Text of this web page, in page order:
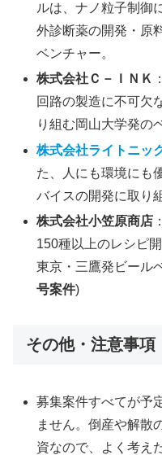
ルは、ナノ粒子制御
外診断薬の開発・原
ベンチャー。
株式会社Ｃ－ＩＮＫ
回路の製造に不可欠
り組む岡山大学発の
株式会社ライトニッ
た、人にも環境にも
バイスの開発に取り
株式会社小笠原商店
150種以上のレシピ
東京・三鷹発ビー
号案件)
その他・注意事項
募集案件すべてが予
ません。倒産や解散
資なので、よく考え